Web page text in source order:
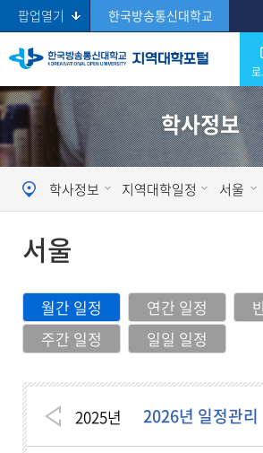
팝업열기 한국방송통신대학교
Search 학사정보
학사정보 지역대학일정 서울
현재 페이지를
서울
월간 일정 연간 일정
주간 일정
일일 일정
2025년 2026년 일정관리